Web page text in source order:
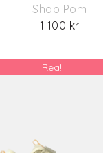
Shoo Pom
1 100 kr
Rea!